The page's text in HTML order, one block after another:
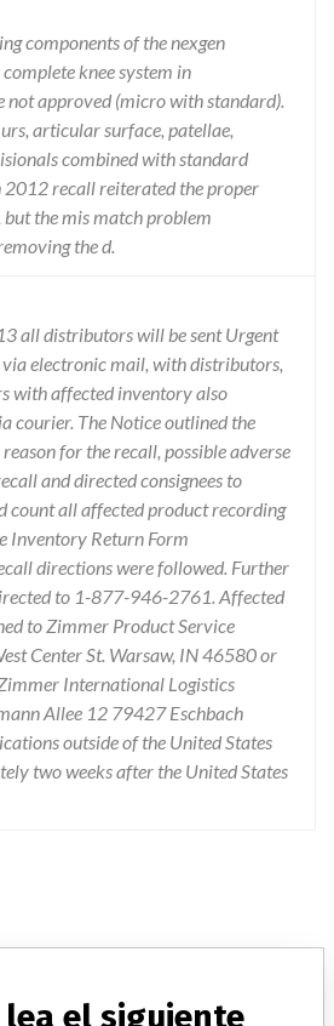
components of the nexgen
knee system in
not approved (micro with standard).
articular surface, patellae,
combined with standard
2012 recall reiterated the proper
the mis match problem
the d.
all distributors will be sent Urgent
via electronic mail, with distributors,
with affected inventory also
courier. The Notice outlined the
for the recall, possible adverse
and directed consignees to
count all affected product recording
Inventory Return Form
directions were followed. Further
to 1-877-946-2761. Affected
to Zimmer Product Service
Center St. Warsaw, IN 46580 or
International Logistics
Allee 12 79427 Eschbach
outside of the United States
two weeks after the United States
Complete Knee
el siguiente